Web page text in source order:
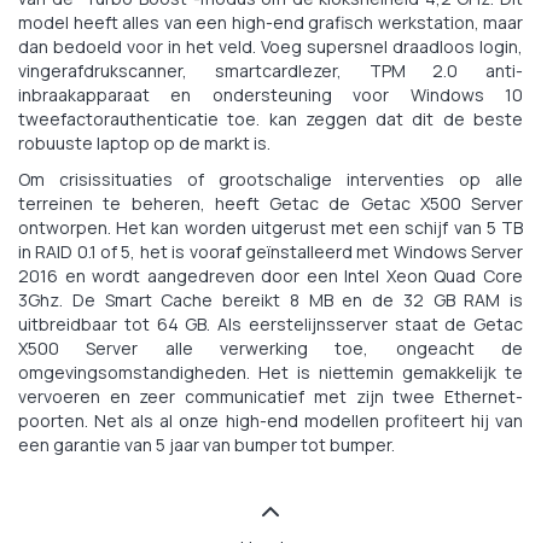
model heeft alles van een high-end grafisch werkstation, maar
dan bedoeld voor in het veld. Voeg supersnel draadloos login,
vingerafdrukscanner, smartcardlezer, TPM 2.0 anti-
inbraakapparaat en ondersteuning voor Windows 10
tweefactorauthenticatie toe. kan zeggen dat dit de beste
robuuste laptop op de markt is.
Om crisissituaties of grootschalige interventies op alle
terreinen te beheren, heeft Getac de Getac X500 Server
ontworpen. Het kan worden uitgerust met een schijf van 5 TB
in RAID 0.1 of 5, het is vooraf geïnstalleerd met Windows Server
2016 en wordt aangedreven door een Intel Xeon Quad Core
3Ghz. De Smart Cache bereikt 8 MB en de 32 GB RAM is
uitbreidbaar tot 64 GB. Als eerstelijnsserver staat de Getac
X500 Server alle verwerking toe, ongeacht de
omgevingsomstandigheden. Het is niettemin gemakkelijk te
vervoeren en zeer communicatief met zijn twee Ethernet-
poorten. Net als al onze high-end modellen profiteert hij van
een garantie van 5 jaar van bumper tot bumper.